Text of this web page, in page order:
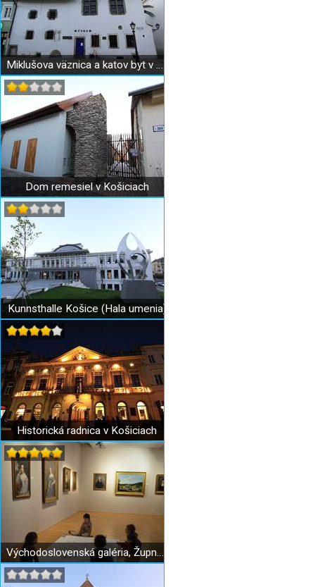
Miklušova väznica a katov byt v Košiciach
Dom remesiel v Košiciach
Kunnsthalle Košice (Hala umenia)
Historická radnica v Košiciach
Východoslovenská galéria, Župný dom